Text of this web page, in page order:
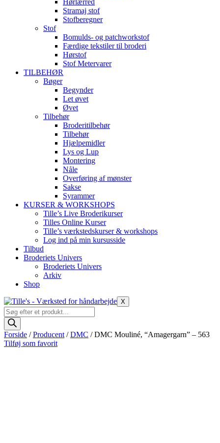
Hørlærred
Stramaj stof
Stofberegner
Stof
Bomulds- og patchworkstof
Færdige tekstiler til broderi
Hørstof
Stof Metervarer
TILBEHØR
Bøger
Begynder
Let øvet
Øvet
Tilbehør
Broderitilbehør
Tilbehør
Hjælpemidler
Lys og Lup
Montering
Nåle
Overføring af mønster
Sakse
Syrammer
KURSER & WORKSHOPS
Tille’s Live Broderikurser
Tilles Online Kurser
Tille’s værkstedskurser & workshops
Log ind på min kursusside
Tilbud
Broderiets Univers
Broderiets Univers
Arkiv
Shop
X
Products
search
Forside /Producent /DMC / DMC Mouliné, “Amagergarn” – 563
Tilføj som favorit